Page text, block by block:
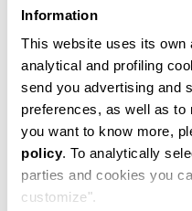
Information
This website uses its own
analytical and profiling
send you advertising and
preferences, as well as
you want to know more,
policy. To analytically
parties and cookies you
customize".
Latvia /
Lebanon / en
Liechtenstein /en
Lithuania /en / ru
Luxembourg